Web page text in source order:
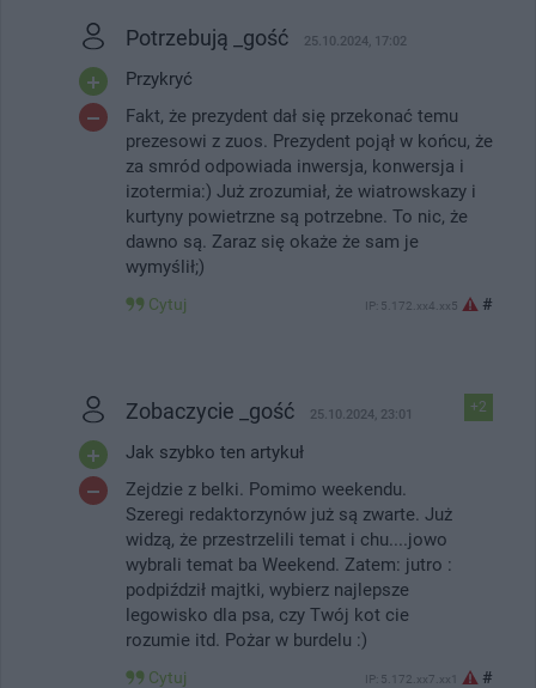
Potrzebują _gość 25.10.2024, 17:02
Przykryć
Fakt, że prezydent dał się przekonać temu
prezesowi z zuos. Prezydent pojął w końcu, że
za smród odpowiada inwersja, konwersja i
izotermia:) Już zrozumiał, że wiatrowskazy i
kurtyny powietrzne są potrzebne. To nic, że
dawno są. Zaraz się okaże że sam je
wymyślił;)
Cytuj IP: 5.172.xx4.xx5 #
+2
Zobaczycie _gość 25.10.2024, 23:01
Jak szybko ten artykuł
Zejdzie z belki. Pomimo weekendu.
Szeregi redaktorzynów już są zwarte. Już
widzą, że przestrzelili temat i chu....jowo
wybrali temat ba Weekend. Zatem: jutro :
podpiździł majtki, wybierz najlepsze
legowisko dla psa, czy Twój kot cie
rozumie itd. Pożar w burdelu :)
Cytuj IP: 5.172.xx7.xx1 #